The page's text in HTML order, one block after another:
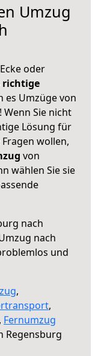
Umzug
oder
richtige
es Umzüge von
Sie nicht
Lösung für
wollen,
von
wählen Sie sie
nach
nach
und
,
,
Fernumzug
Regensburg